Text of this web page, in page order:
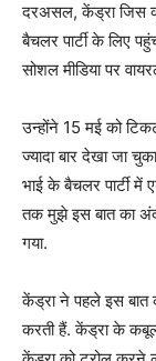
दरअसल, केंड्रा जिस
बैचलर पार्टी के लिए
सोशल मीडिया पर
उन्होंने 15 मई को
ज्यादा बार देखा जा
भाई के बैचलर पार्टी
तक मुझे इस बात का
गया.
केंड्रा ने पहले इस बात
करती हैं. केंड्रा के